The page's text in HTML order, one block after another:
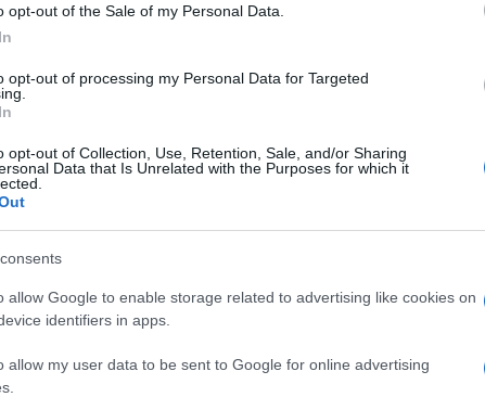
opt-out of the Sale of my Personal Data.
opt-out of processing my Personal Data for Targeted
opt-out of Collection, Use, Retention, Sale, and/or Sharing
Data that Is Unrelated with the Purposes for which it
allow Google to enable storage related to advertising like cookies on
identifiers in apps.
allow my user data to be sent to Google for online advertising
de bienes y servicios. El
específicos como el alcohol, el tabaco y los
son normas que limitan el déficit y la deuda
financiera. En España, estas reglas están
de Estabilidad Presupuestaria y Sostenibilidad
excesivo y asegurar que los gastos
plazo. Sin embargo, en situaciones excepcionales,
para permitir un mayor gasto público.